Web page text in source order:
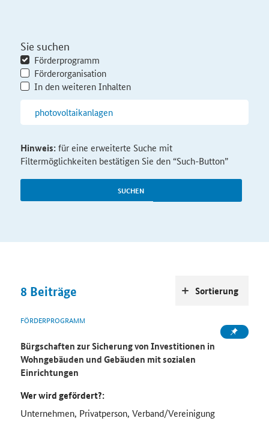
Sie suchen
Förderprogramm
Förderorganisation
In den weiteren Inhalten
SUCHEN
Hinweis:für eine erweiterte Suche mit
Filtermöglichkeiten bestätigen Sie den “Such-Button”
8 Beiträge
FÖRDERPROGRAMM
Bürgschaften zur Sicherung von Investitionen in
Wohngebäuden und Gebäuden mit sozialen
Einrichtungen
Wer wird gefördert?:
Unternehmen, Privatperson, Verband/Vereinigung
Sortierung